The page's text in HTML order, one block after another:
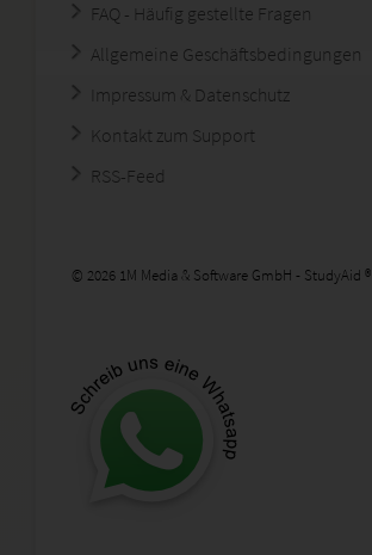
FAQ - Häufig gestellte Fragen
Allgemeine Geschäftsbedingungen
Impressum & Datenschutz
Kontakt zum Support
RSS-Feed
© 2026 1M Media & Software GmbH - StudyAid ®